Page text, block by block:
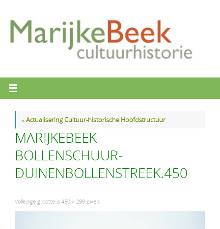
inhoud
«Actualisering Cultuur-historische Hoofdstructuur
MARIJKEBEEK-
BOLLENSCHUUR-
DUINENBOLLENSTREEK.450
Volledige grootte is 450 × 299 pixels